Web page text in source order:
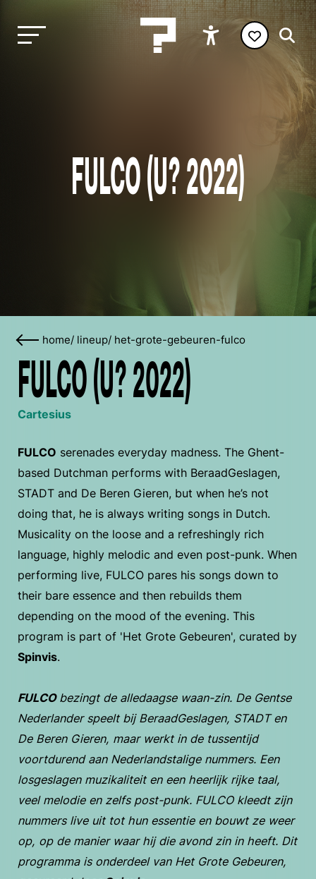
FULCO (U? 2022)
home/ lineup/ het-grote-gebeuren-fulco
FULCO (U? 2022)
Cartesius
FULCO serenades everyday madness. The Ghent-
based Dutchman performs with BeraadGeslagen,
STADT and De Beren Gieren, but when he’s not
doing that, he is always writing songs in Dutch.
Musicality on the loose and a refreshingly rich
language, highly melodic and even post-punk. When
performing live, FULCO pares his songs down to
their bare essence and then rebuilds them
depending on the mood of the evening. This
program is part of 'Het Grote Gebeuren', curated by
Spinvis.
FULCO bezingt de alledaagse waan-zin. De Gentse
Nederlander speelt bij BeraadGeslagen, STADT en
De Beren Gieren, maar werkt in de tussentijd
voortdurend aan Nederlandstalige nummers. Een
losgeslagen muzikaliteit en een heerlijk rijke taal,
veel melodie en zelfs post-punk. FULCO kleedt zijn
nummers live uit tot hun essentie en bouwt ze weer
op, op de manier waar hij die avond zin in heeft. Dit
programma is onderdeel van Het Grote Gebeuren,